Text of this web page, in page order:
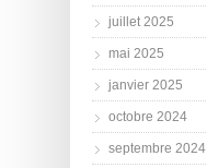
juillet 2025
mai 2025
janvier 2025
octobre 2024
septembre 2024